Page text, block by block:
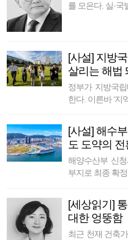
를 모은다. 실·국
[사설] 지방
살리는 해법
정부가 지방국
한다. 이른바 ‘지
[사설] 해수
도 도약의 전
해양수산부 신
부지로 최종 확정
[세상읽기]
대한 엉뚱함
최근 천재 건축